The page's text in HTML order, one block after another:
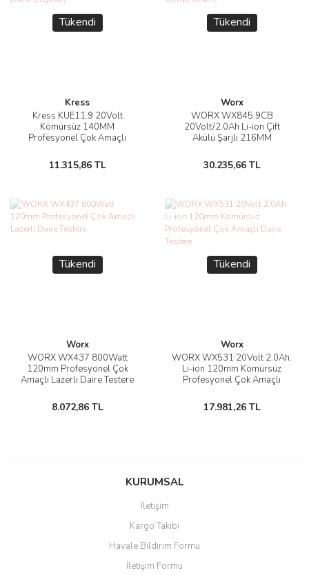
Tükendi
Kress
Kress KUE11.9 20Volt
Kömürsüz 140MM
Profesyonel Çok Amaçlı
Değildir)
11.315,86 TL
Tükendi
Worx
WORX WX845.9CB
20Volt/2.0Ah Li-ion Çift
Akülü Şarjlı 216MM
Kesme
30.235,66 TL
Tükendi
Worx
WORX WX437 800Watt
120mm Profesyonel Çok
Amaçlı Lazerli Daire Testere
8.072,86 TL
Tükendi
Worx
WORX WX531 20Volt 2.0Ah.
Li-ion 120mm Kömürsüz
Profesyonel Çok Amaçlı
17.981,26 TL
KURUMSAL
İletişim
Kargo Takibi
Havale Bildirim Formu
İletişim Formu